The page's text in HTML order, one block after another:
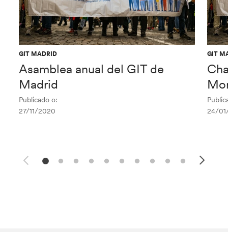
GIT MADRID
Asamblea anual del GIT de
Madrid
Publicado o:
27/11/2020
GIT
24/